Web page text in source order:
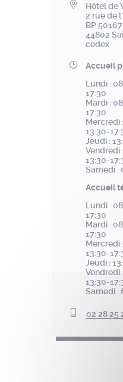
Hôtel de
2 rue de
BP 50167
44802
cedex
Accueil
Lundi :
17:30
Mardi :
17:30
Mercredi
13:30-
Jeudi :
Vendredi
13:30-
Samedi :
Accueil
Lundi :
17:30
Mardi :
17:30
Mercredi
13:30-
Jeudi :
Vendredi
13:30-
Samedi :
02 28 25